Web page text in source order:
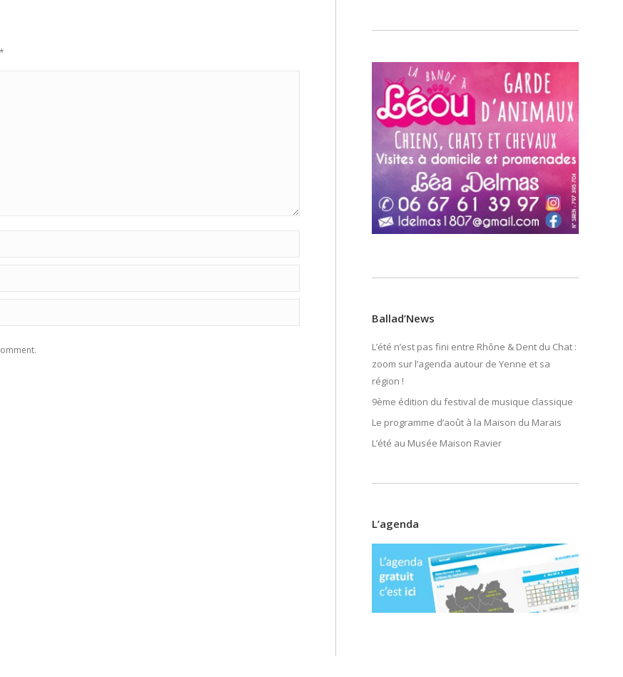
*
Ballad’News
L’été n’est pas fini entre Rhône & Dent du Chat :
zoom sur l’agenda autour de Yenne et sa
région !
9ème édition du festival de musique classique
Le programme d’août à la Maison du Marais
L’été au Musée Maison Ravier
L’agenda